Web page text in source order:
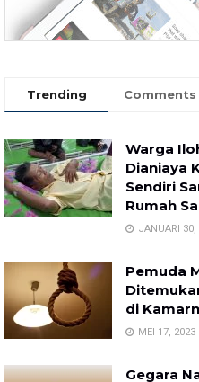
Trending Comments
Warga
Dianiaya
Sendiri
Rumah
JANUARI 30,
Pemuda
di
MEI 17, 2023
Gegara